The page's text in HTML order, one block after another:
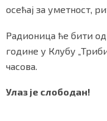
осећај за уметност,
Радионица ће бити
године у Клубу
часова.
Улаз је слободан!
Маркетинг